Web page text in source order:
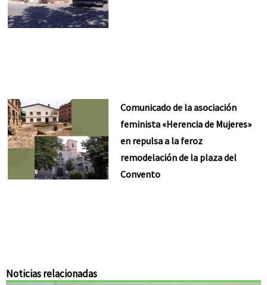
Comunicado de la asociación
feminista «Herencia de Mujeres»
en repulsa a la feroz
remodelación de la plaza del
Convento
Noticias relacionadas